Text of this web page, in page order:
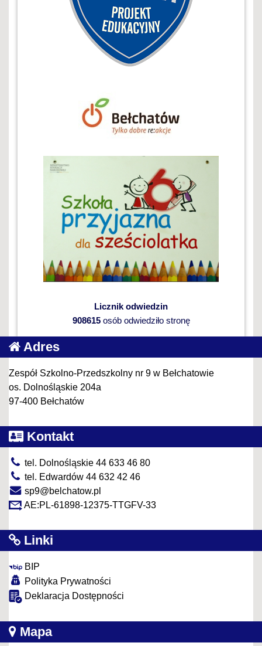
Licznik odwiedzin
908615osób odwiedziło stronę
Adres
Zespół Szkolno-Przedszkolny nr 9 w Bełchatowie
os. Dolnośląskie 204a
97-400 Bełchatów
Kontakt
tel. Dolnośląskie 44 633 46 80
tel. Edwardów 44 632 42 46
sp9@belchatow.pl
AE:PL-61898-12375-TTGFV-33
Linki
BIP
Polityka Prywatności
Deklaracja Dostępności
Mapa